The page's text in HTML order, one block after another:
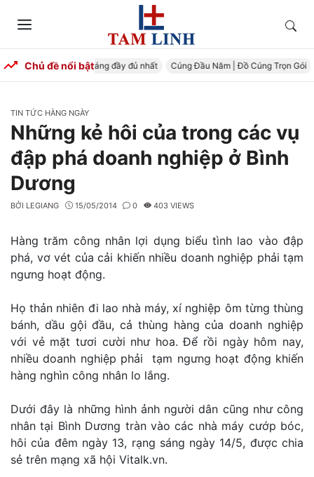
Menu
Tìm
Chủ đề nổi bật
cúng đầy tháng đầy đủ nhất Cúng Đầu Năm | Đồ Cúng Trọn Gói
CATEGORIES
TIN TỨC HÀNG NGÀY
Những kẻ hôi của trong các vụ
đập phá doanh nghiệp ở Bình
Dương
BỞI LEGIANG 15/05/2014 0 403 VIEWS
Hàng trăm công nhân lợi dụng biểu tình lao vào đập
phá, vơ vét của cải khiến nhiều doanh nghiệp phải tạm
ngưng hoạt động.
Họ thản nhiên đi lao nhà máy, xí nghiệp ôm từng thùng
bánh, dầu gội đầu, cả thùng hàng của doanh nghiệp
với vẻ mặt tươi cười như hoa. Để rồi ngày hôm nay,
nhiều doanh nghiệp phải tạm ngưng hoạt động khiến
hàng nghìn công nhân lo lắng.
Dưới đây là những hình ảnh người dân cũng như công
nhân tại Bình Dương tràn vào các nhà máy cướp bóc,
hôi của đêm ngày 13, rạng sáng ngày 14/5, được chia
sẻ trên mạng xã hội Vitalk.vn.